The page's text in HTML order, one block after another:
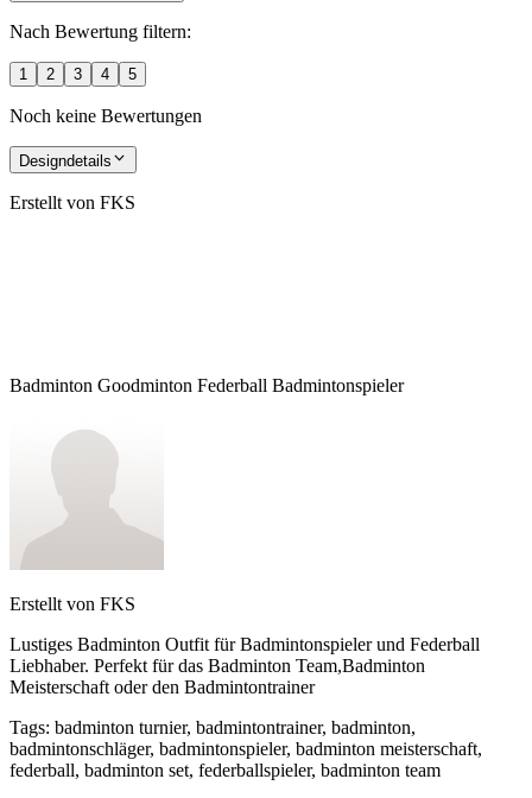
Nach Bewertung filtern:
1 2 3 4 5
Noch keine Bewertungen
Designdetails
Erstellt von FKS
Badminton Goodminton Federball Badmintonspieler
Erstellt von FKS
Lustiges Badminton Outfit für Badmintonspieler und Federball
Liebhaber. Perfekt für das Badminton Team,Badminton
Meisterschaft oder den Badmintontrainer
Tags: badminton turnier, badmintontrainer, badminton,
badmintonschläger, badmintonspieler, badminton meisterschaft,
federball, badminton set, federballspieler, badminton team